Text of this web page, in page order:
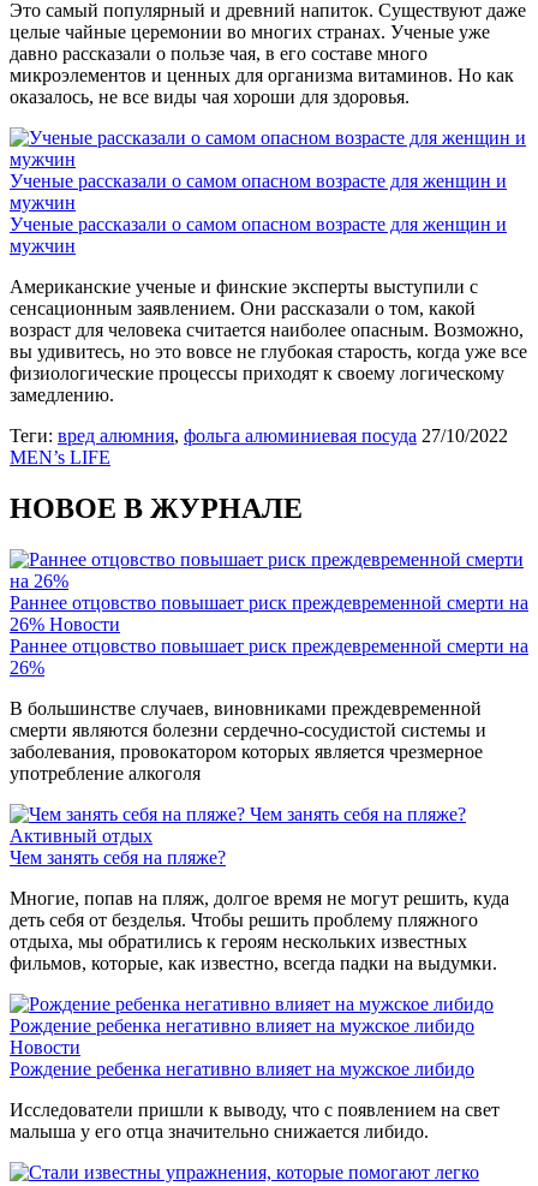
Это самый популярный и древний напиток. Существуют даже
целые чайные церемонии во многих странах. Ученые уже
давно рассказали о пользе чая, в его составе много
микроэлементов и ценных для организма витаминов. Но как
оказалось, не все виды чая хороши для здоровья.
Ученые рассказали о самом опасном возрасте для женщин и
мужчин
Ученые рассказали о самом опасном возрасте для женщин и
мужчин
Американские ученые и финские эксперты выступили с
сенсационным заявлением. Они рассказали о том, какой
возраст для человека считается наиболее опасным. Возможно,
вы удивитесь, но это вовсе не глубокая старость, когда уже все
физиологические процессы приходят к своему логическому
замедлению.
Теги: вред алюмния, фольга алюминиевая посуда 27/10/2022
MEN’s LIFE
НОВОЕ В ЖУРНАЛЕ
Раннее отцовство повышает риск преждевременной смерти на
26% Новости
Раннее отцовство повышает риск преждевременной смерти на
26%
В большинстве случаев, виновниками преждевременной
смерти являются болезни сердечно-сосудистой системы и
заболевания, провокатором которых является чрезмерное
употребление алкоголя
Чем занять себя на пляже?
Активный отдых
Чем занять себя на пляже?
Многие, попав на пляж, долгое время не могут решить, куда
деть себя от безделья. Чтобы решить проблему пляжного
отдыха, мы обратились к героям нескольких известных
фильмов, которые, как известно, всегда падки на выдумки.
Рождение ребенка негативно влияет на мужское либидо
Новости
Рождение ребенка негативно влияет на мужское либидо
Исследователи пришли к выводу, что с появлением на свет
малыша у его отца значительно снижается либидо.